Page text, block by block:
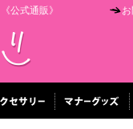
公式通販》